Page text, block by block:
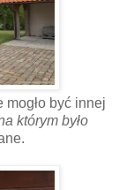
mogło być innej
którym było